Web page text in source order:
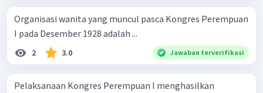
Organisasi wanita yang muncul pasca­ Kongres Perempuan
I pada Desember 1928 adalah ...
2 3.0 Jawaban terverifikasi
Pelaksanaan Kongres Perempuan I menghasilkan